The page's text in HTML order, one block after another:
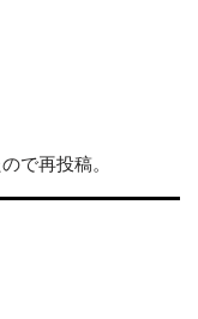
で再投稿。